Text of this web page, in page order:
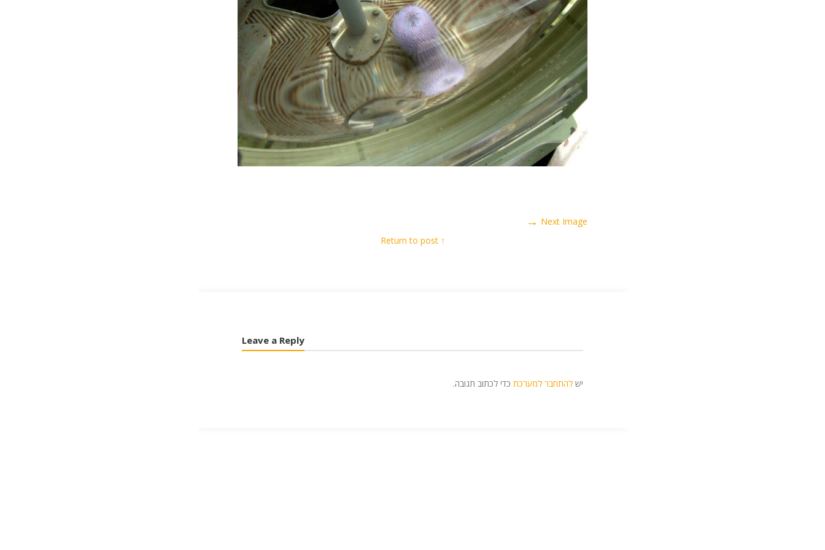
Next Image
→
↑ Return to post
Leave a Reply
יש להתחבר למערכת כדי לכתוב תגובה.